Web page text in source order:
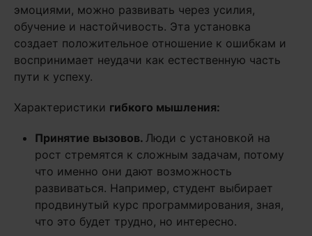
эмоциями, можно развивать через усилия,
обучение и настойчивость. Эта установка
создает положительное отношение к ошибкам и
воспринимает неудачи как естественную часть
пути к успеху.
Характеристики гибкого мышления:
Принятие вызовов. Люди с установкой на
рост стремятся к сложным задачам, потому
что именно они дают возможность
развиваться. Например, студент выбирает
продвинутый курс программирования, зная,
что это будет трудно, но интересно.